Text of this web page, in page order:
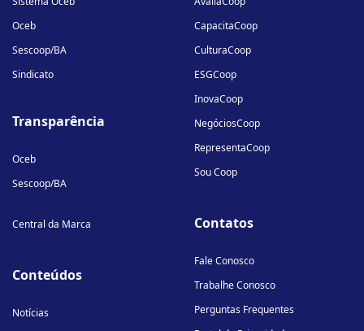
Oceb
Sescoop/BA
Sindicato
Transparência
Oceb
Sescoop/BA
Central da Marca
Conteúdos
Notícias
CapacitaCoop
CulturaCoop
ESGCoop
InovaCoop
NegóciosCoop
RepresentaCoop
Sou Coop
Contatos
Fale Conosco
Trabalhe Conosco
Perguntas Frequentes